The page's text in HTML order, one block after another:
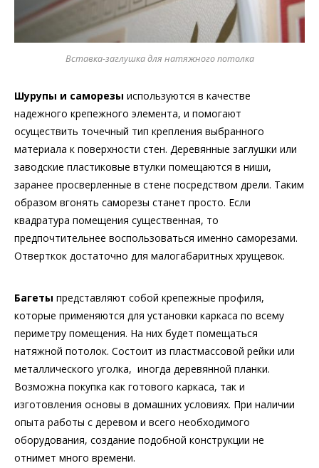
Вставка-заглушка для натяжного потолка
Шурупы и саморезы используются в качестве
надежного крепежного элемента, и помогают
осуществить точечный тип крепления выбранного
материала к поверхности стен. Деревянные заглушки или
заводские пластиковые втулки помещаются в ниши,
заранее просверленные в стене посредством дрели. Таким
образом вгонять саморезы станет просто. Если
квадратура помещения существенная, то
предпочтительнее воспользоваться именно саморезами.
Отверткок достаточно для малогабаритных хрущевок.
Багеты представляют собой крепежные профиля,
которые применяются для установки каркаса по всему
периметру помещения. На них будет помещаться
натяжной потолок. Состоит из пластмассовой рейки или
металлического уголка, иногда деревянной планки.
Возможна покупка как готового каркаса, так и
изготовления основы в домашних условиях. При наличии
опыта работы с деревом и всего необходимого
оборудования, создание подобной конструкции не
отнимет много времени.